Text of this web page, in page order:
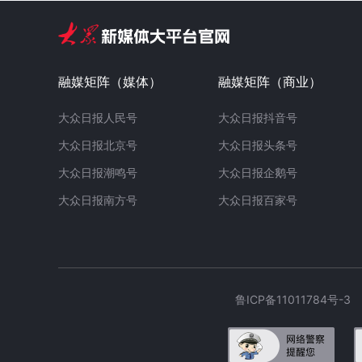
融媒矩阵（媒体）
大众日报人民号
大众日报北京号
大众日报潮鸣号
大众日报南方号
融媒矩阵（商业）
大众日报抖音号
大众日报头条号
大众日报企鹅号
大众日报百家号
鲁ICP备11011784号-